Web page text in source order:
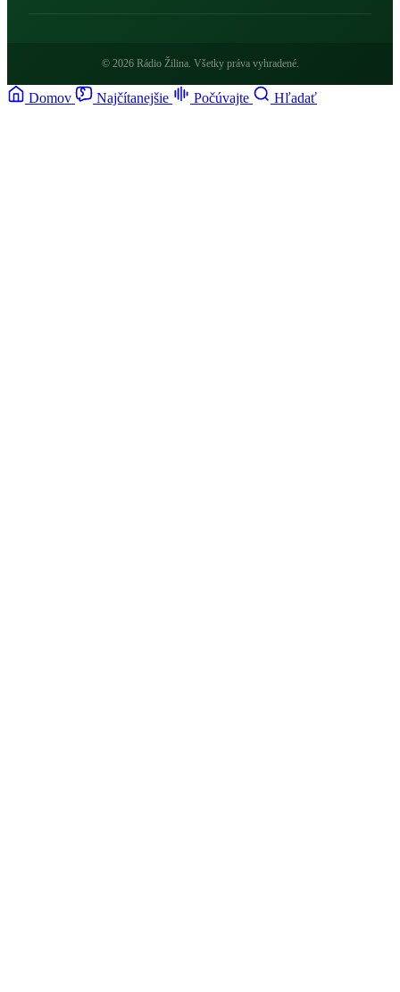
© 2026 Rádio Žilina. Všetky práva vyhradené.
Domov Najčítanejšie Počúvajte Hľadať